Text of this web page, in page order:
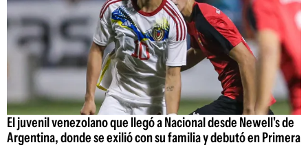
El juvenil venezolano que llegó a Nacional desde Newell's de
Argentina, donde se exilió con su familia y debutó en Primera